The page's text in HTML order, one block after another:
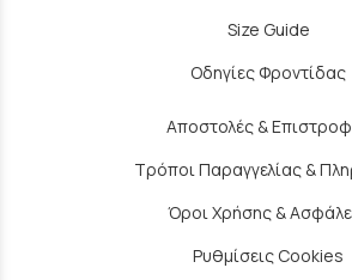
Size Guide
Οδηγίες Φροντίδας
Αποστολές &
Τρόποι Παραγγελίας &
Όροι Χρήσης &
Ρυθμίσεις Cookies